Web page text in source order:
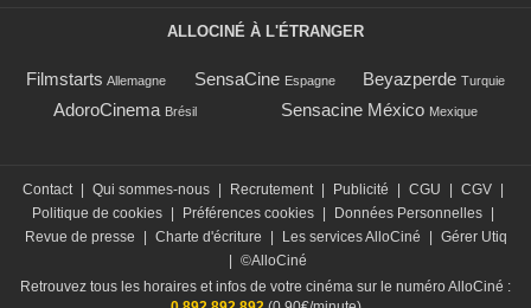
ALLOCINÉ À L'ÉTRANGER
Filmstarts Allemagne SensaCine Espagne Beyazperde Turquie
AdoroCinema Brésil Sensacine México Mexique
Contact Qui sommes-nous Recrutement Publicité CGU CGV
Politique de cookies
Préférences cookies Données Personnelles
Revue de presse
Charte d'écriture Les services AlloCiné
Gérer Utiq
©AlloCiné
Retrouvez tous les horaires et infos de votre cinéma sur le numéro AlloCiné :